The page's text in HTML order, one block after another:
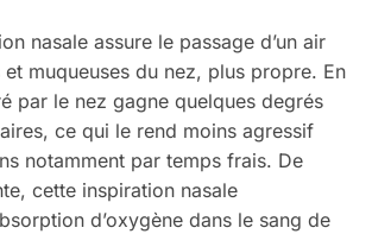
nasale assure le passage d’un air
muqueuses du nez, plus propre. En
par le nez gagne quelques degrés
ce qui le rend moins agressif
notamment par temps frais. De
cette inspiration nasale
d’oxygène dans le sang de